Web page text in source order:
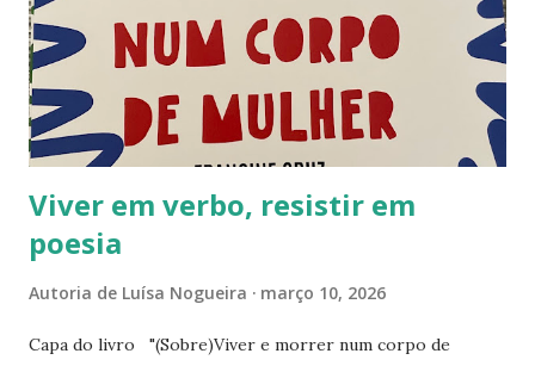
Viver em verbo, resistir em
poesia
Autoria de Luísa Nogueira março 10, 2026
Capa do livro "(Sobre)Viver e morrer num corpo de